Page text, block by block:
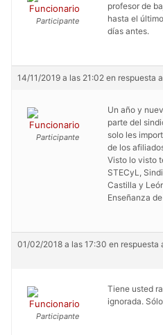
Funcionario
Participante
profesor de
hasta el
días antes.
14/11/2019 a las 21:02 en respuesta
Funcionario
Participante
Un año y
parte del
solo les
de los
Visto lo visto
STECyL,
Castilla y
Enseñanza
01/02/2018 a las 17:30 en respuesta
Funcionario
Participante
Tiene usted
ignorada.